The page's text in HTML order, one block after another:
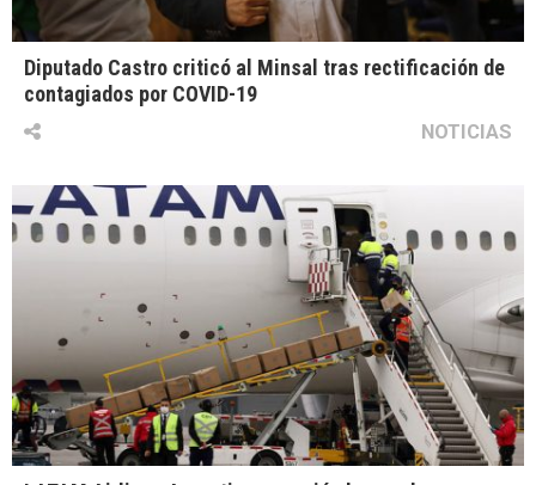
Diputado Castro criticó al Minsal tras rectificación de
contagiados por COVID-19
NOTICIAS